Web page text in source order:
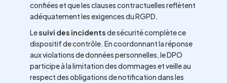
confiées et que les clauses contractuelles reflètent
adéquatement les exigences du RGPD.
Lesuivi des incidentsde sécurité complète ce
dispositif de contrôle. En coordonnant la réponse
aux violations de données personnelles, le DPO
participe à la limitation des dommages et veille au
respect des obligations de notification dans les